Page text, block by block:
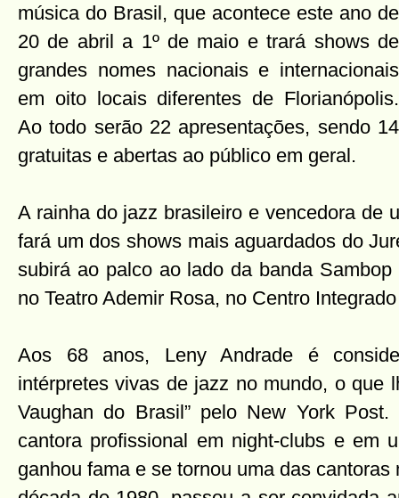
música do Brasil, que acontece este ano de
20 de abril a 1º de maio e trará shows de
grandes nomes nacionais e internacionais
em oito locais diferentes de Florianópolis.
Ao todo serão 22 apresentações, sendo 14
gratuitas e abertas ao público em geral.
A rainha do jazz brasileiro e vencedora de
fará um dos shows mais aguardados do
subirá ao palco ao lado da banda
no Teatro Ademir Rosa, no Centro
Aos 68 anos, Leny Andrade é
intérpretes vivas de jazz no mundo, o que
Vaughan do Brasil” pelo New York
cantora profissional em night-clubs e em
ganhou fama e se tornou uma das